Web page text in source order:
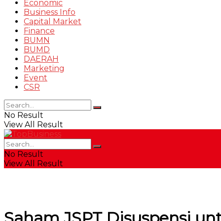
Economic
Business Info
Capital Market
Finance
BUMN
BUMD
DAERAH
Marketing
Event
CSR
No Result
View All Result
No Result
View All Result